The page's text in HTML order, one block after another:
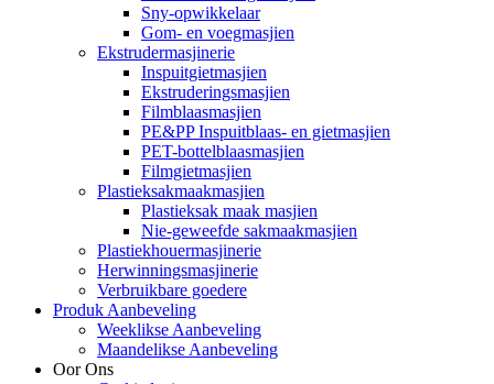
Sny-opwikkelaar
Gom- en voegmasjien
Ekstrudermasjinerie
Inspuitgietmasjien
Ekstruderingsmasjien
Filmblaasmasjien
PE&PP Inspuitblaas- en gietmasjien
PET-bottelblaasmasjien
Filmgietmasjien
Plastieksakmaakmasjien
Plastieksak maak masjien
Nie-geweefde sakmaakmasjien
Plastiekhouermasjinerie
Herwinningsmasjinerie
Verbruikbare goedere
Produk Aanbeveling
Weeklikse Aanbeveling
Maandelikse Aanbeveling
Oor Ons